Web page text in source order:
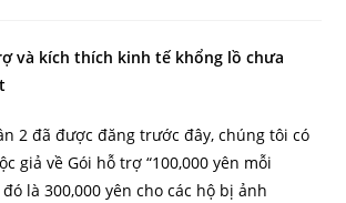
và kích thích kinh tế khổng lồ chưa
2 đã được đăng trước đây, chúng tôi có
giả về Gói hỗ trợ “100,000 yên mỗi
là 300,000 yên cho các hộ bị ảnh